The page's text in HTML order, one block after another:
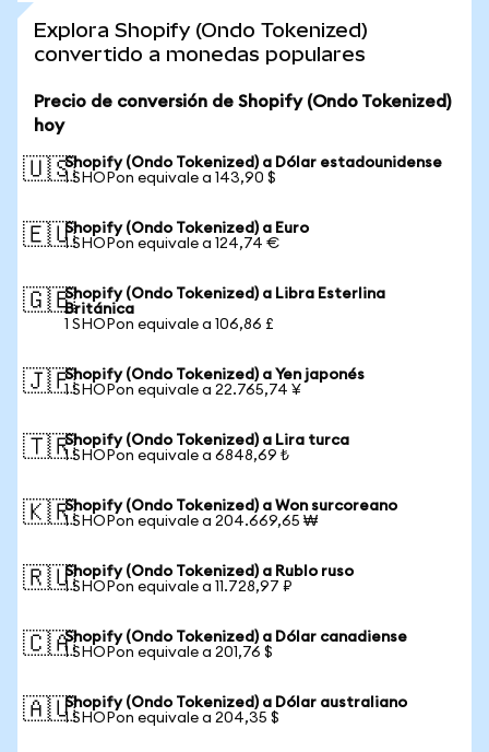
Explora Shopify (Ondo Tokenized)
convertido a monedas populares
Precio de conversión de Shopify (Ondo Tokenized)
hoy
🇺🇸Shopify (Ondo Tokenized) a Dólar estadounidense
1 SHOPon equivale a 143,90 $
🇪🇺Shopify (Ondo Tokenized) a Euro
1 SHOPon equivale a 124,74 €
🇬🇧Shopify (Ondo Tokenized) a Libra Esterlina
Británica
1 SHOPon equivale a 106,86 £
🇯🇵Shopify (Ondo Tokenized) a Yen japonés
1 SHOPon equivale a 22.765,74 ¥
🇹🇷Shopify (Ondo Tokenized) a Lira turca
1 SHOPon equivale a 6848,69 ₺
🇰🇷Shopify (Ondo Tokenized) a Won surcoreano
1 SHOPon equivale a 204.669,65 ₩
🇷🇺Shopify (Ondo Tokenized) a Rublo ruso
1 SHOPon equivale a 11.728,97 ₽
🇨🇦Shopify (Ondo Tokenized) a Dólar canadiense
1 SHOPon equivale a 201,76 $
🇦🇺Shopify (Ondo Tokenized) a Dólar australiano
1 SHOPon equivale a 204,35 $